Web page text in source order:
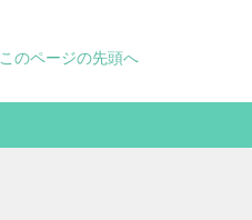
このページの先頭へ